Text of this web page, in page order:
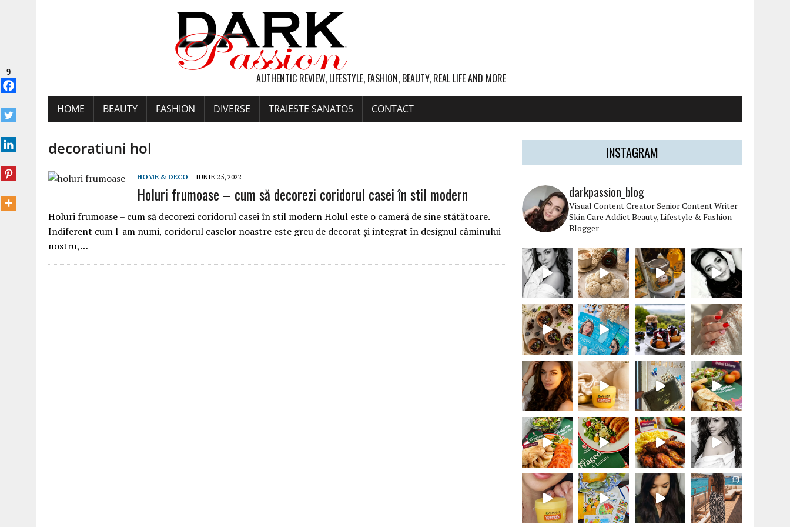
AUTHENTIC REVIEW, LIFESTYLE, FASHION, BEAUTY, REAL LIFE AND MORE
HOME BEAUTY FASHION DIVERSE TRAIESTE SANATOS CONTACT
decoratiuni hol
HOME & DECO IUNIE 25, 2022
Holuri frumoase – cum să decorezi coridorul casei în stil modern
Holuri frumoase – cum să decorezi coridorul casei în stil modern Holul este o cameră de sine stătătoare.
Indiferent cum l-am numi, coridorul caselor noastre este greu de decorat și integrat în designul căminului
nostru,…
9
INSTAGRAM
darkpassion_blog
Visual Content CreatorSenior Content Writer
Skin Care AddictBeauty, Lifestyle & Fashion
Blogger